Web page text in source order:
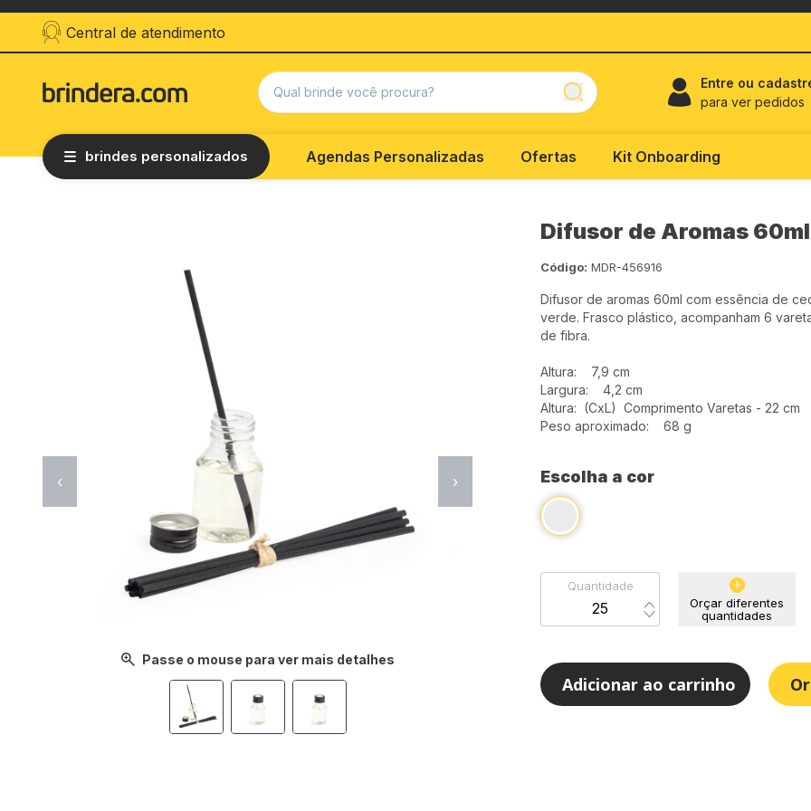
Central de atendimento
Entre ou
para ver pedidos
brindes personalizados Agendas Personalizadas Ofertas Kit Onboarding
Passe o mouse para ver mais detalhes
‹ ›
Difusor de Aromas
Código: MDR-456916
Difusor de aromas 60ml com essência de
verde. Frasco plástico, acompanham 6
de fibra.
Altura: 7,9 cm
Largura: 4,2 cm
Altura: (CxL) Comprimento Varetas - 22 cm
Peso aproximado: 68 g
Escolha a cor
Quantidade
Orçar diferentes
quantidades
Adicionar ao carrinho